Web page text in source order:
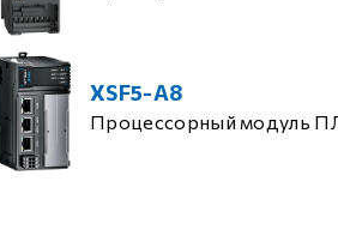
XSF5-A8
Процессорный модуль